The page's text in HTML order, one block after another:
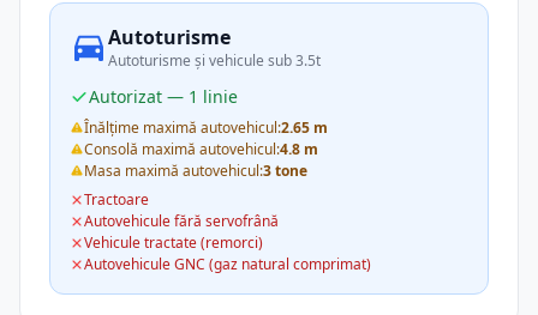
Autoturisme
Autoturisme și vehicule sub 3.5t
Autorizat — 1 linie
Înălțime maximă autovehicul:2.65 m
Consolă maximă autovehicul:4.8 m
Masa maximă autovehicul:3 tone
Tractoare
Autovehicule fără servofrână
Vehicule tractate (remorci)
Autovehicule GNC (gaz natural comprimat)